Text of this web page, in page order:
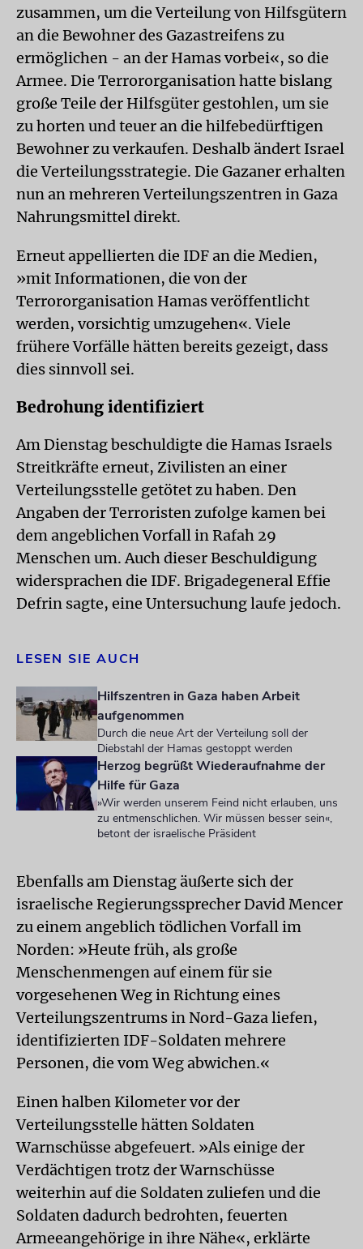
zusammen, um die Verteilung von Hilfsgütern
an die Bewohner des Gazastreifens zu
ermöglichen - an der Hamas vorbei«, so die
Armee. Die Terrororganisation hatte bislang
große Teile der Hilfsgüter gestohlen, um sie
zu horten und teuer an die hilfebedürftigen
Bewohner zu verkaufen. Deshalb ändert Israel
die Verteilungsstrategie. Die Gazaner erhalten
nun an mehreren Verteilungszentren in Gaza
Nahrungsmittel direkt.
Erneut appellierten die IDF an die Medien,
»mit Informationen, die von der
Terrororganisation Hamas veröffentlicht
werden, vorsichtig umzugehen«. Viele
frühere Vorfälle hätten bereits gezeigt, dass
dies sinnvoll sei.
Bedrohung identifiziert
Am Dienstag beschuldigte die Hamas Israels
Streitkräfte erneut, Zivilisten an einer
Verteilungsstelle getötet zu haben. Den
Angaben der Terroristen zufolge kamen bei
dem angeblichen Vorfall in Rafah 29
Menschen um. Auch dieser Beschuldigung
widersprachen die IDF. Brigadegeneral Effie
Defrin sagte, eine Untersuchung laufe jedoch.
LESEN SIE AUCH
Hilfszentren in Gaza haben Arbeit
aufgenommen
Durch die neue Art der Verteilung soll der
Diebstahl der Hamas gestoppt werden
Herzog begrüßt Wiederaufnahme der
Hilfe für Gaza
»Wir werden unserem Feind nicht erlauben, uns
zu entmenschlichen. Wir müssen besser sein«,
betont der israelische Präsident
Ebenfalls am Dienstag äußerte sich der
israelische Regierungssprecher David Mencer
zu einem angeblich tödlichen Vorfall im
Norden: »Heute früh, als große
Menschenmengen auf einem für sie
vorgesehenen Weg in Richtung eines
Verteilungszentrums in Nord-Gaza liefen,
identifizierten IDF-Soldaten mehrere
Personen, die vom Weg abwichen.«
Einen halben Kilometer vor der
Verteilungsstelle hätten Soldaten
Warnschüsse abgefeuert. »Als einige der
Verdächtigen trotz der Warnschüsse
weiterhin auf die Soldaten zuliefen und die
Soldaten dadurch bedrohten, feuerten
Armeeangehörige in ihre Nähe«, erklärte